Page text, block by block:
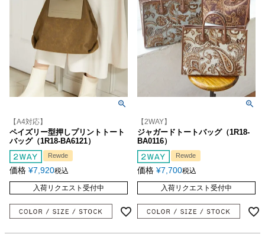
【A4対応】
ペイズリー型押しプリントトート
バッグ（1R18-BA6121）
Rewde
価格 ¥7,920税込
入荷リクエスト受付中
【2WAY】
ジャガードトートバッグ（1R18-
BA0116）
Rewde
価格 ¥7,700税込
入荷リクエスト受付中